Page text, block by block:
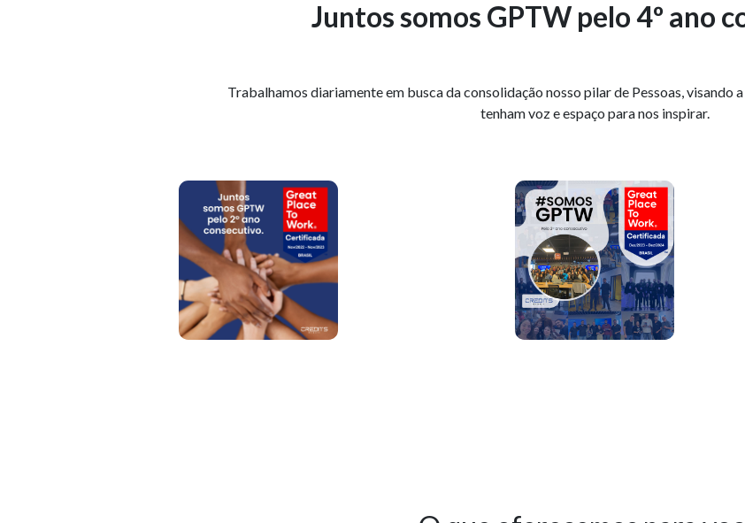
Juntos somos GPTW pelo 4º ano
Trabalhamos diariamente em busca da consolidação nosso pilar de Pessoas, visando
tenham voz e espaço para nos inspirar.